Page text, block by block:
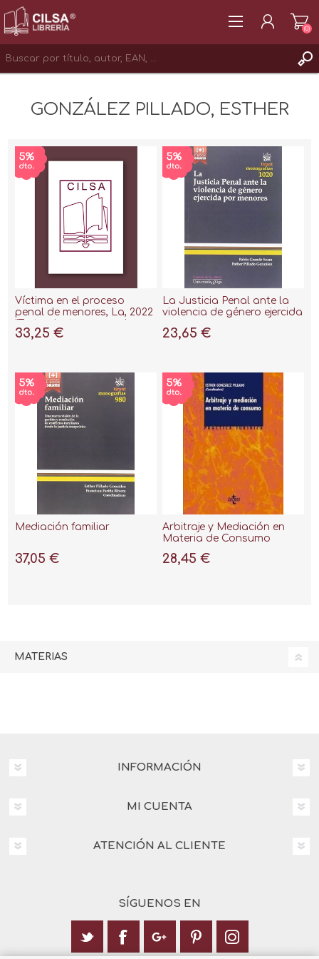
INICIAR SESIÓN
(0)
GONZÁLEZ PILLADO, ESTHER
Víctima en el proceso
penal de menores, La, 2022
intervención
33,25 €
La Justicia Penal ante la
violencia de género ejercida
23,65 €
Mediación familiar
37,05 €
Arbitraje y Mediación en
Materia de Consumo
28,45 €
MATERIAS
INFORMACIÓN
MI CUENTA
ATENCIÓN AL CLIENTE
SÍGUENOS EN